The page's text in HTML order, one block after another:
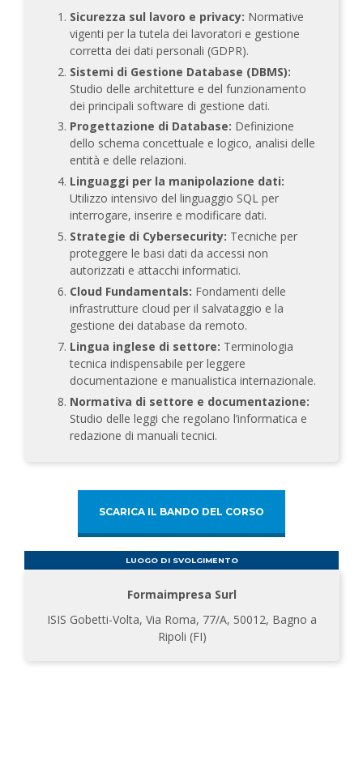
Sicurezza sul lavoro e privacy: Normative
vigenti per la tutela dei lavoratori e gestione
corretta dei dati personali (GDPR).
Sistemi di Gestione Database (DBMS):
Studio delle architetture e del funzionamento
dei principali software di gestione dati.
Progettazione di Database: Definizione
dello schema concettuale e logico, analisi delle
entità e delle relazioni.
Linguaggi per la manipolazione dati:
Utilizzo intensivo del linguaggio SQL per
interrogare, inserire e modificare dati.
Strategie di Cybersecurity: Tecniche per
proteggere le basi dati da accessi non
autorizzati e attacchi informatici.
Cloud Fundamentals: Fondamenti delle
infrastrutture cloud per il salvataggio e la
gestione dei database da remoto.
Lingua inglese di settore: Terminologia
tecnica indispensabile per leggere
documentazione e manualistica internazionale.
Normativa di settore e documentazione:
Studio delle leggi che regolano l’informatica e
redazione di manuali tecnici.
SCARICA IL BANDO DEL CORSO
LUOGO DI SVOLGIMENTO
Formaimpresa Surl
ISIS Gobetti-Volta, Via Roma, 77/A, 50012, Bagno a
Ripoli (FI)